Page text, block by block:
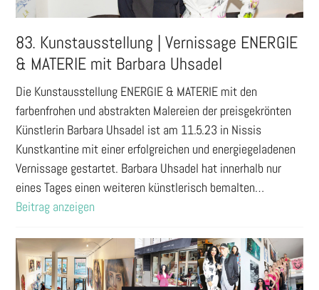
83. Kunstausstellung | Vernissage ENERGIE
& MATERIE mit Barbara Uhsadel
Die Kunstausstellung ENERGIE & MATERIE mit den
farbenfrohen und abstrakten Malereien der preisgekrönten
Künstlerin Barbara Uhsadel ist am 11.5.23 in Nissis
Kunstkantine mit einer erfolgreichen und energiegeladenen
Vernissage gestartet. Barbara Uhsadel hat innerhalb nur
eines Tages einen weiteren künstlerisch bemalten…
Beitrag anzeigen